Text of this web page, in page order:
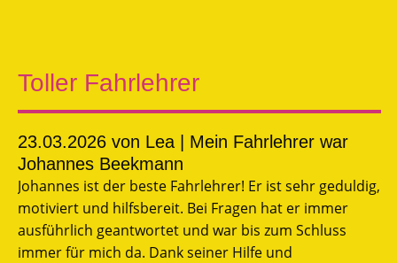
Toller Fahrlehrer
23.03.2026 von Lea | Mein Fahrlehrer war
Johannes Beekmann
Johannes ist der beste Fahrlehrer! Er ist sehr geduldig,
motiviert und hilfsbereit. Bei Fragen hat er immer
ausführlich geantwortet und war bis zum Schluss
immer für mich da. Dank seiner Hilfe und